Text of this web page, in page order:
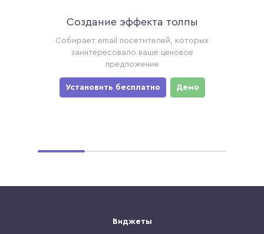
Создание эффекта толпы
Собирает email посетителей, которых
заинтересовало ваше ценовое
предложение
Установить бесплатно Демо
Виджеты